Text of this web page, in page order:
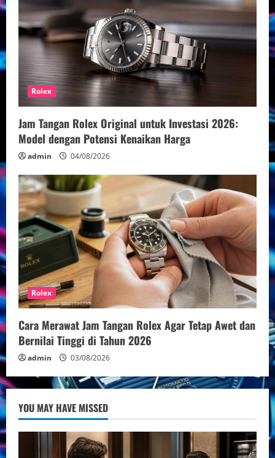
Rolex
Jam Tangan Rolex Original untuk Investasi 2026:
Model dengan Potensi Kenaikan Harga
admin 04/08/2026
Rolex
Cara Merawat Jam Tangan Rolex Agar Tetap Awet dan
Bernilai Tinggi di Tahun 2026
admin 03/08/2026
YOU MAY HAVE MISSED